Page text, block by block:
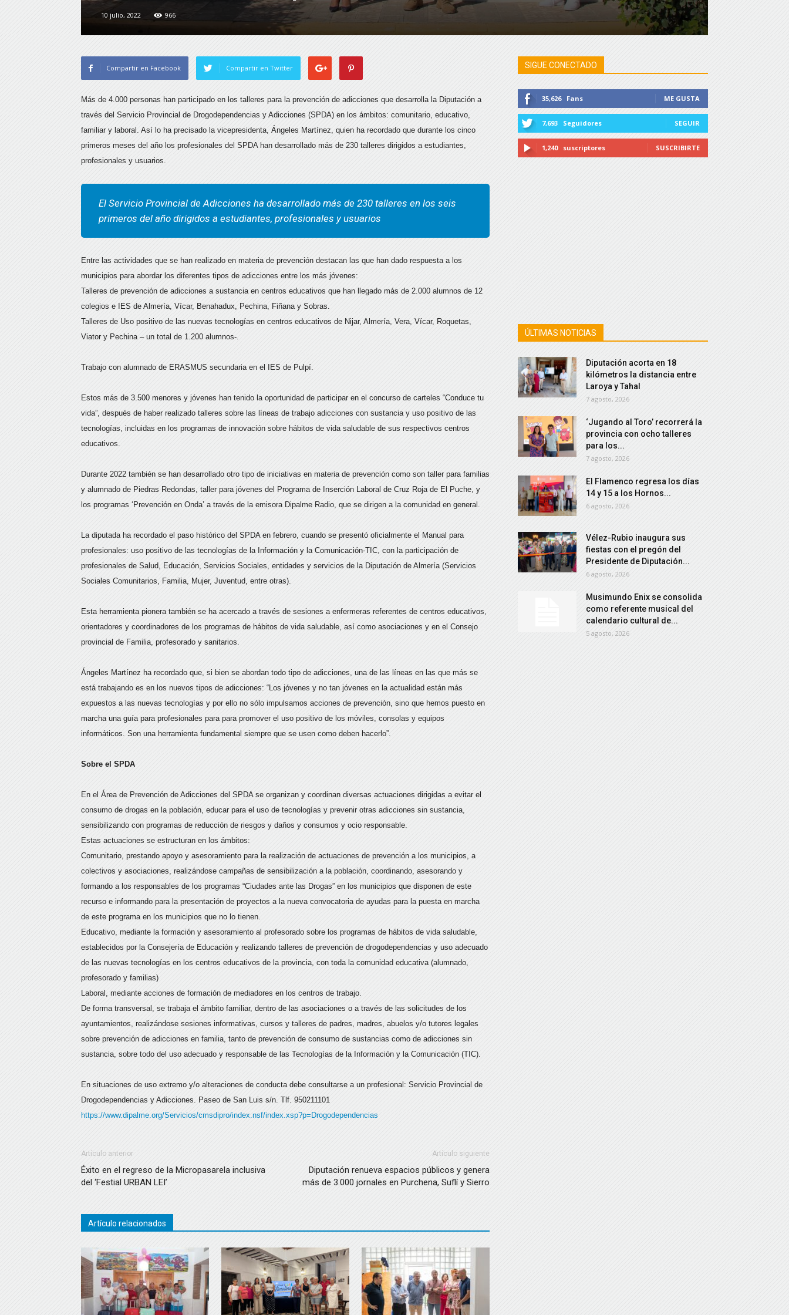
10 julio, 2022 966
Compartir en Facebook Compartir en Twitter
Más de 4.000 personas han participado en los talleres para la prevención de adicciones que desarrolla la Diputación a
través del Servicio Provincial de Drogodependencias y Adicciones (SPDA) en los ámbitos: comunitario, educativo,
familiar y laboral. Así lo ha precisado la vicepresidenta, Ángeles Martínez, quien ha recordado que durante los cinco
primeros meses del año los profesionales del SPDA han desarrollado más de 230 talleres dirigidos a estudiantes,
profesionales y usuarios.
El Servicio Provincial de Adicciones ha desarrollado más de 230 talleres en los seis
primeros del año dirigidos a estudiantes, profesionales y usuarios
Entre las actividades que se han realizado en materia de prevención destacan las que han dado respuesta a los
municipios para abordar los diferentes tipos de adicciones entre los más jóvenes:
Talleres de prevención de adicciones a sustancia en centros educativos que han llegado más de 2.000 alumnos de 12
colegios e IES de Almería, Vícar, Benahadux, Pechina, Fiñana y Sobras.
Talleres de Uso positivo de las nuevas tecnologías en centros educativos de Nijar, Almería, Vera, Vícar, Roquetas,
Viator y Pechina – un total de 1.200 alumnos-.
Trabajo con alumnado de ERASMUS secundaria en el IES de Pulpí.
Estos más de 3.500 menores y jóvenes han tenido la oportunidad de participar en el concurso de carteles “Conduce tu
vida”, después de haber realizado talleres sobre las líneas de trabajo adicciones con sustancia y uso positivo de las
tecnologías, incluidas en los programas de innovación sobre hábitos de vida saludable de sus respectivos centros
educativos.
Durante 2022 también se han desarrollado otro tipo de iniciativas en materia de prevención como son taller para familias
y alumnado de Piedras Redondas, taller para jóvenes del Programa de Inserción Laboral de Cruz Roja de El Puche, y
los programas ‘Prevención en Onda’ a través de la emisora Dipalme Radio, que se dirigen a la comunidad en general.
La diputada ha recordado el paso histórico del SPDA en febrero, cuando se presentó oficialmente el Manual para
profesionales: uso positivo de las tecnologías de la Información y la Comunicación-TIC, con la participación de
profesionales de Salud, Educación, Servicios Sociales, entidades y servicios de la Diputación de Almería (Servicios
Sociales Comunitarios, Familia, Mujer, Juventud, entre otras).
Esta herramienta pionera también se ha acercado a través de sesiones a enfermeras referentes de centros educativos,
orientadores y coordinadores de los programas de hábitos de vida saludable, así como asociaciones y en el Consejo
provincial de Familia, profesorado y sanitarios.
Ángeles Martínez ha recordado que, si bien se abordan todo tipo de adicciones, una de las líneas en las que más se
está trabajando es en los nuevos tipos de adicciones: “Los jóvenes y no tan jóvenes en la actualidad están más
expuestos a las nuevas tecnologías y por ello no sólo impulsamos acciones de prevención, sino que hemos puesto en
marcha una guía para profesionales para para promover el uso positivo de los móviles, consolas y equipos
informáticos. Son una herramienta fundamental siempre que se usen como deben hacerlo”.
Sobre el SPDA
En el Área de Prevención de Adicciones del SPDA se organizan y coordinan diversas actuaciones dirigidas a evitar el
consumo de drogas en la población, educar para el uso de tecnologías y prevenir otras adicciones sin sustancia,
sensibilizando con programas de reducción de riesgos y daños y consumos y ocio responsable.
Estas actuaciones se estructuran en los ámbitos:
Comunitario, prestando apoyo y asesoramiento para la realización de actuaciones de prevención a los municipios, a
colectivos y asociaciones, realizándose campañas de sensibilización a la población, coordinando, asesorando y
formando a los responsables de los programas “Ciudades ante las Drogas” en los municipios que disponen de este
recurso e informando para la presentación de proyectos a la nueva convocatoria de ayudas para la puesta en marcha
de este programa en los municipios que no lo tienen.
Educativo, mediante la formación y asesoramiento al profesorado sobre los programas de hábitos de vida saludable,
establecidos por la Consejería de Educación y realizando talleres de prevención de drogodependencias y uso adecuado
de las nuevas tecnologías en los centros educativos de la provincia, con toda la comunidad educativa (alumnado,
profesorado y familias)
Laboral, mediante acciones de formación de mediadores en los centros de trabajo.
De forma transversal, se trabaja el ámbito familiar, dentro de las asociaciones o a través de las solicitudes de los
ayuntamientos, realizándose sesiones informativas, cursos y talleres de padres, madres, abuelos y/o tutores legales
sobre prevención de adicciones en familia, tanto de prevención de consumo de sustancias como de adicciones sin
sustancia, sobre todo del uso adecuado y responsable de las Tecnologías de la Información y la Comunicación (TIC).
En situaciones de uso extremo y/o alteraciones de conducta debe consultarse a un profesional: Servicio Provincial de
Drogodependencias y Adicciones. Paseo de San Luis s/n. Tlf. 950211101
https://www.dipalme.org/Servicios/cmsdipro/index.nsf/index.xsp?p=Drogodependencias
Artículo anterior
Éxito en el regreso de la Micropasarela inclusiva
del ‘Festial URBAN LEI’
Artículo siguiente
Diputación renueva espacios públicos y genera
más de 3.000 jornales en Purchena, Suflí y Sierro
Artículo relacionados
SIGUE CONECTADO
35,626 Fans ME GUSTA
7,693 Seguidores SEGUIR
1,240 suscriptores SUSCRIBIRTE
ÚLTIMAS NOTICIAS
Diputación acorta en 18
kilómetros la distancia entre
Laroya y Tahal
7 agosto, 2026
‘Jugando al Toro’ recorrerá la
provincia con ocho talleres
para los...
7 agosto, 2026
El Flamenco regresa los días
14 y 15 a los Hornos...
6 agosto, 2026
Vélez-Rubio inaugura sus
fiestas con el pregón del
Presidente de Diputación...
6 agosto, 2026
Musimundo Enix se consolida
como referente musical del
calendario cultural de...
5 agosto, 2026